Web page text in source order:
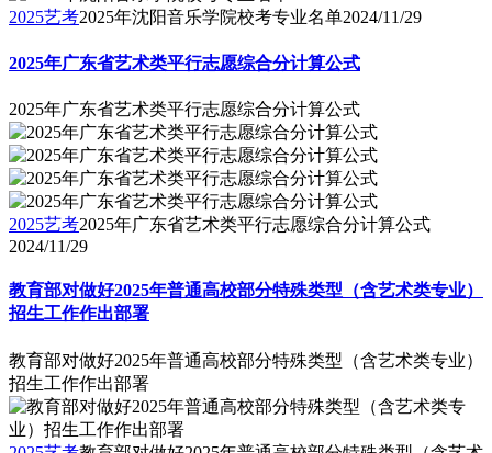
2025艺考2025年沈阳音乐学院校考专业名单2024/11/29
2025年广东省艺术类平行志愿综合分计算公式
2025年广东省艺术类平行志愿综合分计算公式
2025艺考2025年广东省艺术类平行志愿综合分计算公式
2024/11/29
教育部对做好2025年普通高校部分特殊类型（含艺术类专业）
招生工作作出部署
教育部对做好2025年普通高校部分特殊类型（含艺术类专业）
招生工作作出部署